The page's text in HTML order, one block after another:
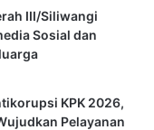
III/Siliwangi
Sosial dan
KPK 2026,
Pelayanan